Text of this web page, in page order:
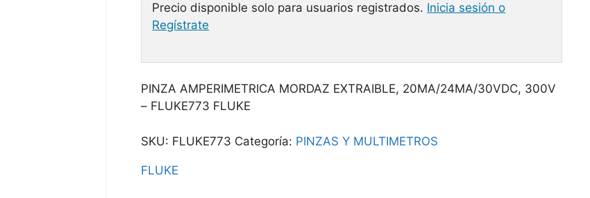
Precio disponible solo para usuarios registrados. Inicia sesión o
Regístrate
PINZA AMPERIMETRICA MORDAZ EXTRAIBLE, 20MA/24MA/30VDC, 300V
– FLUKE773 FLUKE
SKU: FLUKE773 Categoría: PINZAS Y MULTIMETROS
FLUKE